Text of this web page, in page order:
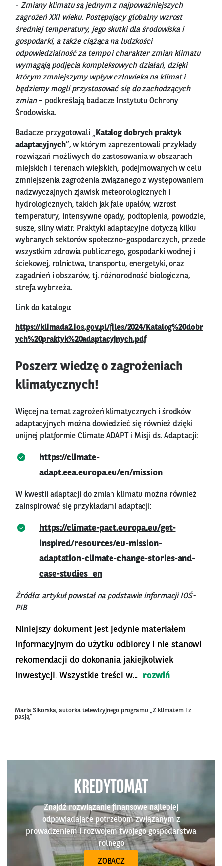
- Zmiany klimatu są jednym z najpoważniejszych
zagrożeń XXI wieku. Postępujący globalny wzrost
średniej temperatury, jego skutki dla środowiska i
gospodarki, a także ciążąca na ludzkości
odpowiedzialność za tempo i charakter zmian klimatu
wymagają podjęcia kompleksowych działań, dzięki
którym zmniejszymy wpływ człowieka na klimat i
będziemy mogli przystosować się do zachodzących
zmian– podkreślają badacze Instytutu Ochrony
Środowiska.
Badacze przygotowali „Katalog dobrych praktyk
adaptacyjnych”, w którym zaprezentowali przykłady
rozwiązań możliwych do zastosowania w obszarach
miejskich i terenach wiejskich, podejmowanych w celu
zmniejszenia zagrożenia związanego z występowaniem
nadzwyczajnych zjawisk meteorologicznych i
hydrologicznych, takich jak fale upałów, wzrost
temperatury, intensywne opady, podtopienia, powodzie,
susze, silny wiatr. Praktyki adaptacyjne dotyczą kilku
wybranych sektorów społeczno-gospodarczych, przede
wszystkim zdrowia publicznego, gospodarki wodnej i
ściekowej, rolnictwa, transportu, energetyki, oraz
zagadnień i obszarów, tj. różnorodność biologiczna,
strefa wybrzeża.
Link do katalogu:
https://klimada2.ios.gov.pl/files/2024/Katalog%20dobr
ych%20praktyk%20adaptacyjnych.pdf
Poszerz wiedzę o zagrożeniach
klimatycznych!
Więcej na temat zagrożeń klimatycznych i środków
adaptacyjnych można dowiedzieć się również dzięki
unijnej platformie Climate ADAPT i Misji ds. Adaptacji:
https://climate-
adapt.eea.europa.eu/en/mission
W kwestii adaptacji do zmian klimatu można również
zainspirować się przykładami adaptacji:
https://climate-pact.europa.eu/get-
inspired/resources/eu-mission-
adaptation-climate-change-stories-and-
case-studies_en
Źródło: artykuł powstał na podstawie informacji IOŚ-
PIB
Niniejszy dokument jest jedynie materiałem
informacyjnym do użytku odbiorcy i nie stanowi
rekomendacji do dokonania jakiejkolwiek
inwestycji. Wszystkie treści w...
rozwiń
Maria Sikorska, autorka telewizyjnego programu „Z klimatem i z
pasją”
KREDYTOMAT
Znajdź rozwiązanie finansowe najlepiej
odpowiadające potrzebom związanym z
prowadzeniem i rozwojem twojego gospodarstwa
rolnego
ZOBACZ